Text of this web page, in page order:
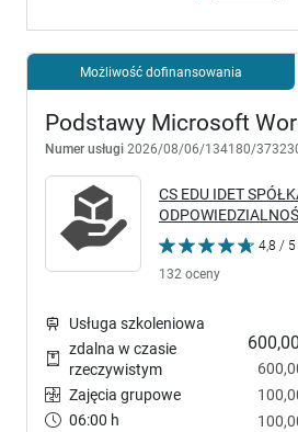
Możliwość dofinansowania
Podstawy Microsoft
Numer usługi 2026/08/06/134180/
CS EDU IDET
4,8 / 5
132 oceny
Usługa szkoleniowa
zdalna w czasie
rzeczywistym
Zajęcia grupowe
06:00 h